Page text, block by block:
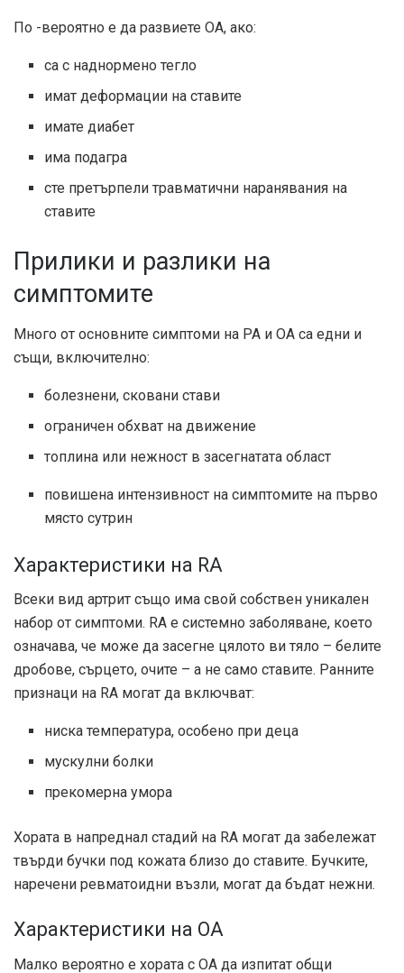
По -вероятно е да развиете ОА, ако:
са с наднормено тегло
имат деформации на ставите
имате диабет
има подагра
сте претърпели травматични наранявания на
ставите
Прилики и разлики на
симптомите
Много от основните симптоми на РА и ОА са едни и
същи, включително:
болезнени, сковани стави
ограничен обхват на движение
топлина или нежност в засегнатата област
повишена интензивност на симптомите на първо
място сутрин
Характеристики на RA
Всеки вид артрит също има свой собствен уникален
набор от симптоми. RA е системно заболяване, което
означава, че може да засегне цялото ви тяло – белите
дробове, сърцето, очите – а не само ставите. Ранните
признаци на RA могат да включват:
ниска температура, особено при деца
мускулни болки
прекомерна умора
Хората в напреднал стадий на RA могат да забележат
твърди бучки под кожата близо до ставите. Бучките,
наречени ревматоидни възли, могат да бъдат нежни.
Характеристики на ОА
Малко вероятно е хората с ОА да изпитат общи